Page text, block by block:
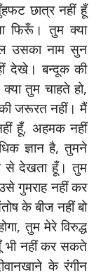
छात्र नहीं हूँ
फिरूँ। तुम क्या
उसका नाम सुन
देखे। बन्दूक की
तुम चाहते हो,
जरूरत नहीं। मैं
हूँ, अहमक नहीं
ज्ञान है, तुमने
से देखता हूँ। तुम
गुमराह नहीं कर
के बीज नहीं बो
तुम मेरे विरुद्ध
भी नहीं कर सकते
के रंगीन